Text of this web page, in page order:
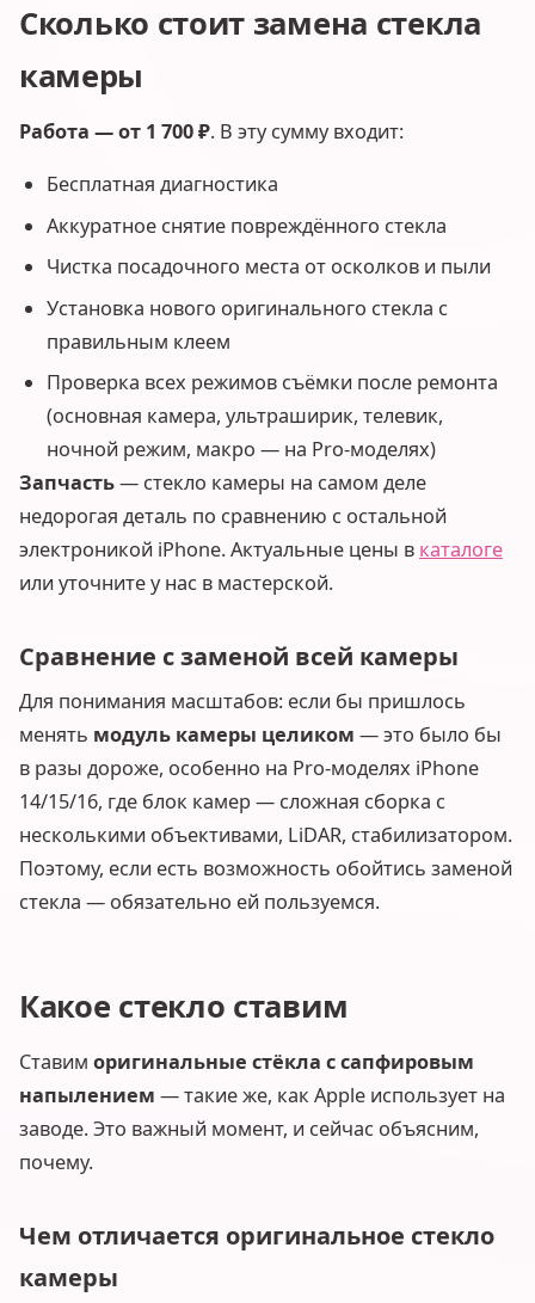
Сколько стоит замена стекла
камеры
Работа — от 1 700 ₽. В эту сумму входит:
Бесплатная диагностика
Аккуратное снятие повреждённого стекла
Чистка посадочного места от осколков и пыли
Установка нового оригинального стекла с
правильным клеем
Проверка всех режимов съёмки после ремонта
(основная камера, ультраширик, телевик,
ночной режим, макро — на Pro-моделях)
Запчасть— стекло камеры на самом деле
недорогая деталь по сравнению с остальной
электроникой iPhone. Актуальные цены в каталоге
или уточните у нас в мастерской.
Сравнение с заменой всей камеры
Для понимания масштабов: если бы пришлось
менять модуль камеры целиком — это было бы
в разы дороже, особенно на Pro-моделях iPhone
14/15/16, где блок камер — сложная сборка с
несколькими объективами, LiDAR, стабилизатором.
Поэтому, если есть возможность обойтись заменой
стекла — обязательно ей пользуемся.
Какое стекло ставим
Ставим оригинальные стёкла с сапфировым
напылением — такие же, как Apple использует на
заводе. Это важный момент, и сейчас объясним,
почему.
Чем отличается оригинальное стекло
камеры